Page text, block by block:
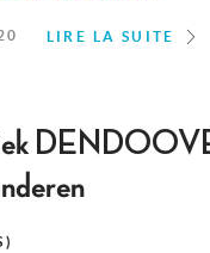
LIRE LA SUITE